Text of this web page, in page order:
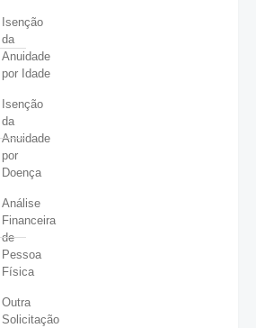
Isenção
da
Anuidade
por Idade
Isenção
da
Anuidade
por
Doença
Análise
Financeira
de
Pessoa
Física
Outra
Solicitação